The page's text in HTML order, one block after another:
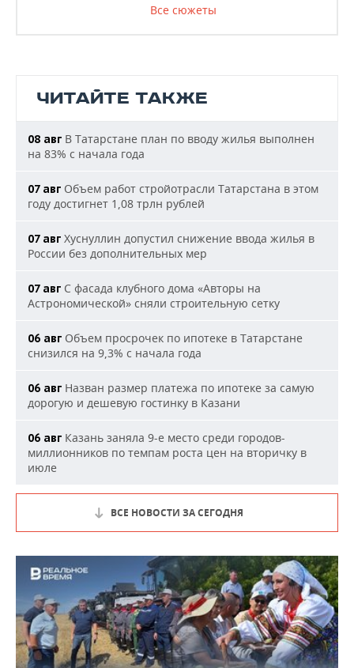
Все сюжеты
ЧИТАЙТЕ ТАКЖЕ
08 авг В Татарстане план по вводу жилья выполнен
на 83% с начала года
07 авг Объем работ стройотрасли Татарстана в этом
году достигнет 1,08 трлн рублей
07 авг Хуснуллин допустил снижение ввода жилья в
России без дополнительных мер
07 авг С фасада клубного дома «Авторы на
Астрономической» сняли строительную сетку
06 авг Объем просрочек по ипотеке в Татарстане
снизился на 9,3% с начала года
06 авг Назван размер платежа по ипотеке за самую
дорогую и дешевую гостинку в Казани
06 авг Казань заняла 9-е место среди городов-
миллионников по темпам роста цен на вторичку в
июле
ВСЕ НОВОСТИ ЗА СЕГОДНЯ